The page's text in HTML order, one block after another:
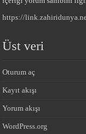
https://
Üst veri
Oturum aç
Kayıt akışı
Yorum akışı
WordPress.org